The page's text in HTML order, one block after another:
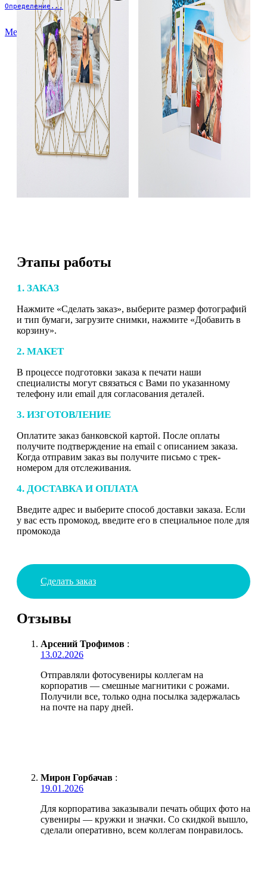
Определение...
Меню
Этапы работы
1. ЗАКАЗ
Нажмите «Сделать заказ», выберите размер фотографий
и тип бумаги, загрузите снимки, нажмите «Добавить в
корзину».
2. МАКЕТ
В процессе подготовки заказа к печати наши
специалисты могут связаться с Вами по указанному
телефону или email для согласования деталей.
3. ИЗГОТОВЛЕНИЕ
Оплатите заказ банковской картой. После оплаты
получите подтверждение на email с описанием заказа.
Когда отправим заказ вы получите письмо с трек-
номером для отслеживания.
4. ДОСТАВКА И ОПЛАТА
Введите адрес и выберите способ доставки заказа. Если
у вас есть промокод, введите его в специальное поле для
промокода
Сделать заказ
Отзывы
Арсений Трофимов :
13.02.2026
Отправляли фотосувениры коллегам на
корпоратив — смешные магнитики с рожами.
Получили все, только одна посылка задержалась
на почте на пару дней.
Мирон Горбачав :
19.01.2026
Для корпоратива заказывали печать общих фото на
сувениры — кружки и значки. Со скидкой вышло,
сделали оперативно, всем коллегам понравилось.